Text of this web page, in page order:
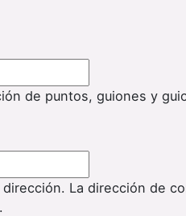
de puntos, guiones y
La dirección de